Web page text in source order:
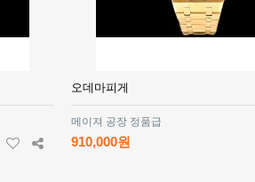
오데마피게
메이져 공장 정품급
910,000원